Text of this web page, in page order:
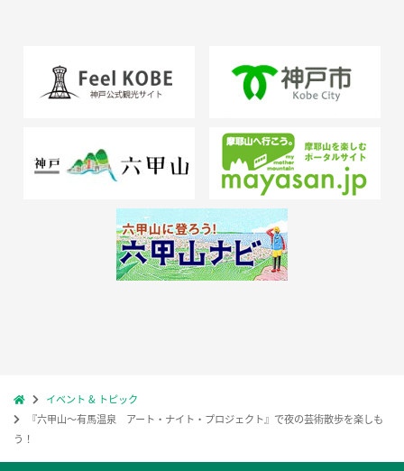
イベント & トピック
『六甲山～有馬温泉 アート・ナイト・プロジェクト』で夜の芸術散歩を楽しも
う！